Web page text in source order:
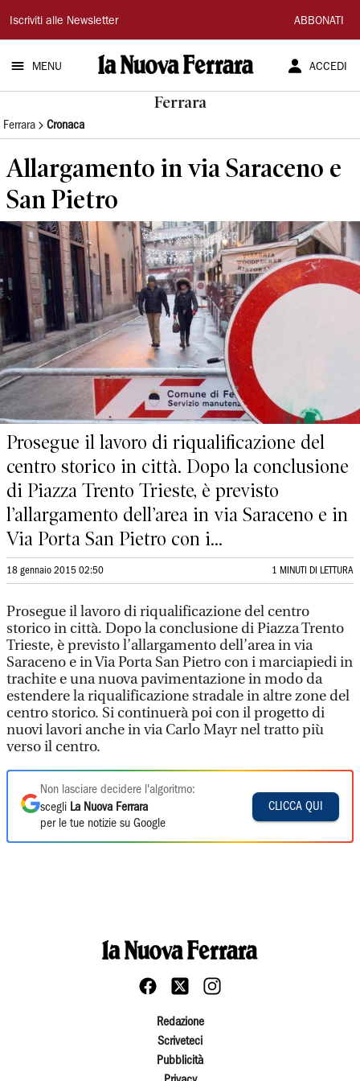
La
Nuova
Ferrara
Iscriviti alle Newsletter ABBONATI
MENU ACCEDI
Ferrara
Ferrara Cronaca
Allargamento in via Saraceno e
San Pietro
Prosegue il lavoro di riqualificazione del
centro storico in città. Dopo la conclusione
di Piazza Trento Trieste, è previsto
l’allargamento dell’area in via Saraceno e in
Via Porta San Pietro con i...
18 gennaio 2015 02:50 1 MINUTI DI LETTURA
Prosegue il lavoro di riqualificazione del centro
storico in città. Dopo la conclusione di Piazza Trento
Trieste, è previsto l’allargamento dell’area in via
Saraceno e in Via Porta San Pietro con i marciapiedi in
trachite e una nuova pavimentazione in modo da
estendere la riqualificazione stradale in altre zone del
centro storico. Si continuerà poi con il progetto di
nuovi lavori anche in via Carlo Mayr nel tratto più
verso il centro.
Non lasciare decidere l'algoritmo:
scegli La Nuova Ferrara
per le tue notizie su Google
CLICCA QUI
Redazione
Scriveteci
Pubblicità